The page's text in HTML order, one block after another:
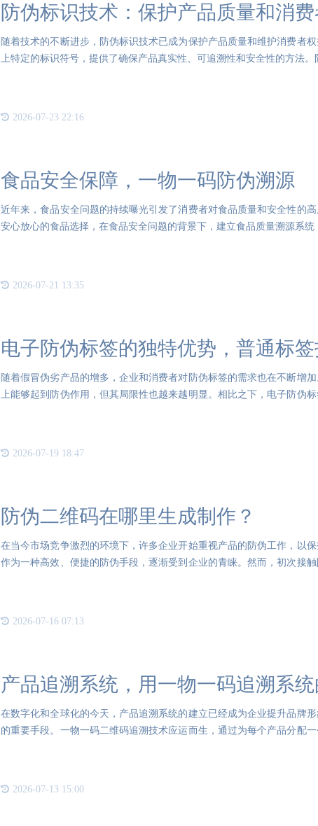
防伪标识技术：保护产品质量和消
随着技术的不断进步，防伪标识技术已成为保护产品质量和维护消费者
上特定的标识符号，提供了确保产品真实性、可追溯性和安全性的方法。
2026-07-23 22:16
食品安全保障，一物一码防伪溯源
近年来，食品安全问题的持续曝光引发了消费者对食品质量和安全性的
安心放心的食品选择，在食品安全问题的背景下，建立食品质量溯源系
2026-07-21 13:35
电子防伪标签的独特优势，普通标签
随着假冒伪劣产品的增多，企业和消费者对防伪标签的需求也在不断增
上能够起到防伪作用，但其局限性也越来越明显。相比之下，电子防伪
2026-07-19 18:47
防伪二维码在哪里生成制作？
在当今市场竞争激烈的环境下，许多企业开始重视产品的防伪工作，以
作为一种高效、便捷的防伪手段，逐渐受到企业的青睐。然而，初次接
2026-07-16 07:13
产品追溯系统，用一物一码追溯系
在数字化和全球化的今天，产品追溯系统的建立已经成为企业提升品牌
的重要手段。一物一码二维码追溯技术应运而生，通过为每个产品分配
2026-07-13 15:00